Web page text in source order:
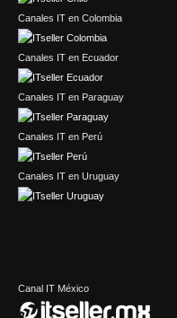
Canales IT en Colombia
Canales IT en Ecuador
Canales IT en Paraguay
Canales IT en Perú
Canales IT en Uruguay
Canal IT México